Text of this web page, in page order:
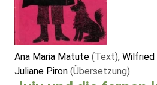
Ana Maria Matute (Text),
Juliane Piron (Übersetzung)